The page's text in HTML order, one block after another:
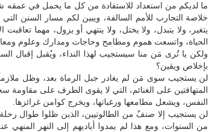
ما لديكم من استعداد للاستفادة من كل ما يحمل في عمقه
خلاصة التجارب للأمم السالفة، ويبين لكم مسار السنن
يتغير، ولا يتبدل، ولا يختل، ولا ينتهي أو يزول، مهما
الحياة، واتسعت هموم ومطامح وحاجات ومدارك وعلوم
ولكن يا تُرى مَن منا سيستجيب لهذا النداء، ويُقبل إقبال
بإخلاص ويقين؟
لن يستجيب سوى مَن لم يغادر جبل الرماة بعد، وظل
المتهافتين على الغنائم، التي لا يقوى الطرف على مقاومة
النفس، ويشعل مطامعها ورغباتها، ويخرج كوامن غرائزها.
لن يستجيب إلا صنفٌ من الطالوتيين، الذين ظلوا طوال رحلة
من السنوات، ومع هذا لم يمدوا أياديهم إلى النهر